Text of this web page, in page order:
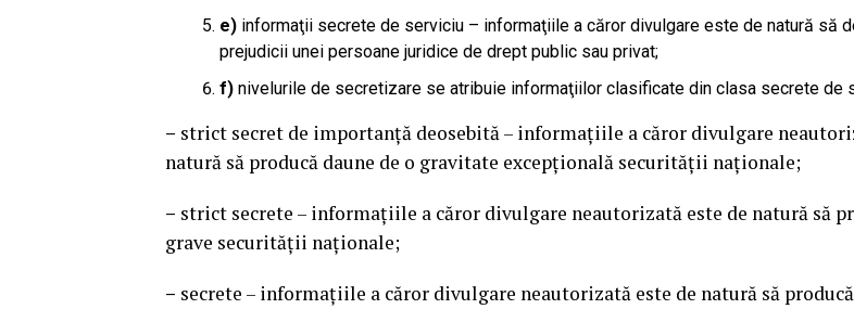
e) informaţii secrete de serviciu – informaţiile a căror divulgare este de natură să
prejudicii unei persoane juridice de drept public sau privat;
f) nivelurile de secretizare se atribuie informaţiilor clasificate din clasa secrete de
– strict secret de importanţă deosebită – informaţiile a căror divulgare
natură să producă daune de o gravitate excepţională securităţii naţionale;
– strict secrete – informaţiile a căror divulgare neautorizată este de natură să
grave securităţii naţionale;
– secrete – informaţiile a căror divulgare neautorizată este de natură să